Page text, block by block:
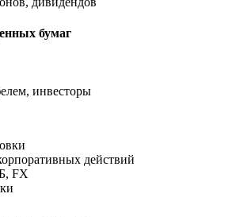
на дату
Cbonds
бумаг
инвесторы
действий